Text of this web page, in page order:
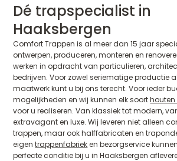
Dé trapspecialist in
Haaksbergen
Comfort Trappen is al meer dan 15 jaar
ontwerpen, produceren, monteren en
werken in opdracht van particulieren,
bedrijven. Voor zowel seriematige productie
maatwerk kunt u bij ons terecht. Voor ieder
mogelijkheden en wij kunnen elk soort
voor u realiseren. Van klassiek tot modern,
extravagant en luxe. Wij leveren niet alleen
trappen, maar ook halffabricaten en
eigentrappenfabrieken bezorgservice
perfecte conditie bij u in Haaksbergen